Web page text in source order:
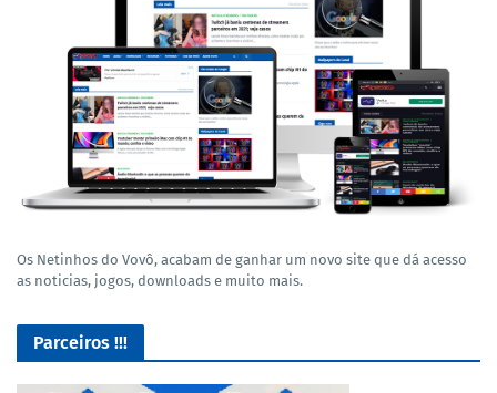
Os Netinhos do Vovô, acabam de ganhar um novo site que dá acesso
as noticias, jogos, downloads e muito mais.
Parceiros !!!
GROFR - Grupamento de Radio Os Feras da Rodagem